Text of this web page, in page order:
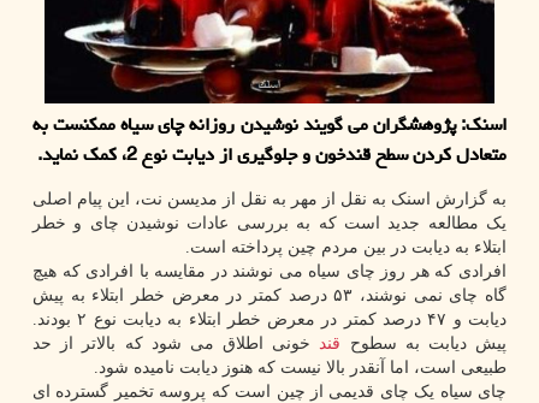
اسنک: پژوهشگران می گویند نوشیدن روزانه چای سیاه ممکنست به
متعادل کردن سطح قندخون و جلوگیری از دیابت نوع 2، کمک نماید.
به گزارش اسنک به نقل از مهر به نقل از مدیسن نت، این پیام اصلی
یک مطالعه جدید است که به بررسی عادات نوشیدن چای و خطر
ابتلاء به دیابت در بین مردم چین پرداخته است.
افرادی که هر روز چای سیاه می نوشند در مقایسه با افرادی که هیچ
گاه چای نمی نوشند، ۵۳ درصد کمتر در معرض خطر ابتلاء به پیش
دیابت و ۴۷ درصد کمتر در معرض خطر ابتلاء به دیابت نوع ۲ بودند.
پیش دیابت به سطوح قندخونی اطلاق می شود که بالاتر از حد
طبیعی است، اما آنقدر بالا نیست که هنوز دیابت نامیده شود.
چای سیاه یک چای قدیمی از چین است که پروسه تخمیر گسترده ای